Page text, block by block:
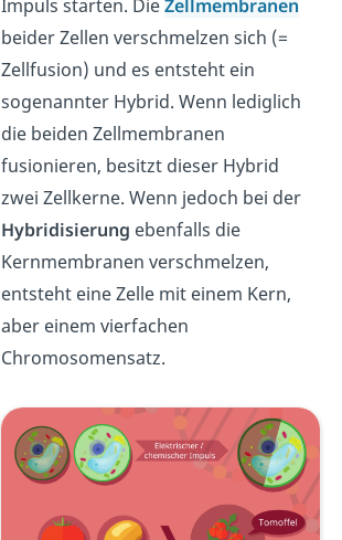
Impuls starten. DieZellmembranen
beider Zellen verschmelzen sich (=
Zellfusion) und es entsteht ein
sogenannter Hybrid. Wenn lediglich
die beiden Zellmembranen
fusionieren, besitzt dieser Hybrid
zwei Zellkerne. Wenn jedoch bei der
Hybridisierung ebenfalls die
Kernmembranen verschmelzen,
entsteht eine Zelle mit einem Kern,
aber einem vierfachen
Chromosomensatz.